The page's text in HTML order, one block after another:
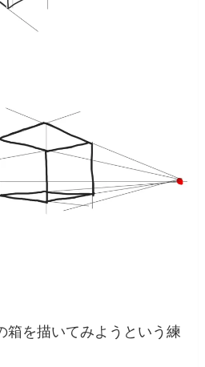
箱を描いてみようという練